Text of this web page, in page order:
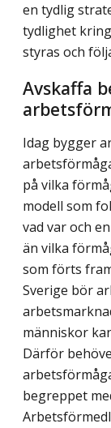
en tydlig
tydlighet
styras och
Avskaffa
Idag bygger
på vilka
modell som
vad var och
än vilka
som förts
Sverige bör
människor
Därför
begreppet